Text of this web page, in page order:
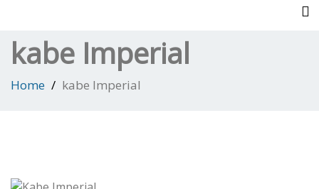
kabe Imperial
Home kabe Imperial